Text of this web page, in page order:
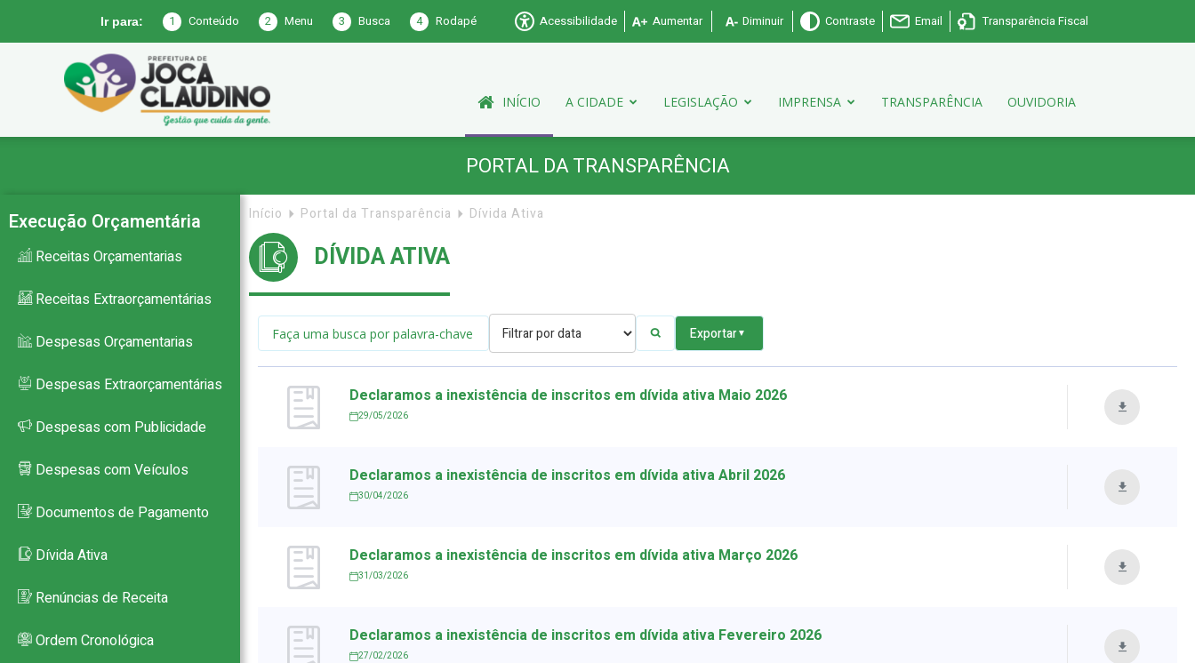
Ir para: 1 Conteúdo 2 Menu 3 Busca 4 Rodapé Acessibilidade Aumentar Diminuir Contraste Email Transparência Fiscal
Prefeitura
Joca
Claudino
INÍCIO A CIDADE LEGISLAÇÃO IMPRENSA TRANSPARÊNCIA OUVIDORIA
PORTAL DA TRANSPARÊNCIA
Execução Orçamentária
Receitas Orçamentarias
Receitas Extraorçamentárias
Despesas Orçamentarias
Despesas Extraorçamentárias
Despesas com Publicidade
Despesas com Veículos
Documentos de Pagamento
Dívida Ativa
Renúncias de Receita
Ordem Cronológica
Início Portal da Transparência Dívida Ativa
DÍVIDA ATIVA
Exportar▼
Declaramos a inexistência de inscritos em dívida ativa Maio 2026
29/05/2026
Declaramos a inexistência de inscritos em dívida ativa Abril 2026
30/04/2026
Declaramos a inexistência de inscritos em dívida ativa Março 2026
31/03/2026
Declaramos a inexistência de inscritos em dívida ativa Fevereiro 2026
27/02/2026